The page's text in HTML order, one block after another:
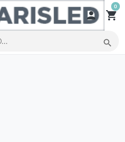
 shopping_cart
0
search